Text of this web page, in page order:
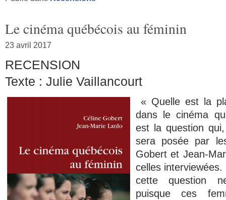
Le cinéma québécois au féminin
23 avril 2017
RECENSION
Texte : Julie Vaillancourt
« Quelle est la
dans le cinéma
est la question
sera posée par
Gobert et Jean-
celles
cette question
puisque ces